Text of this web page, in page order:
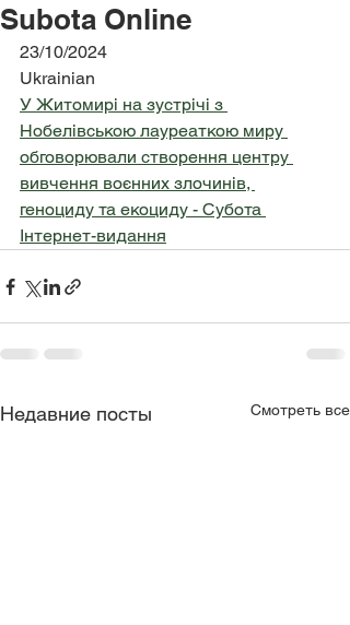
Subota Online
23/10/2024
Ukrainian
У Житомирі на зустрічі з
Нобелівською лауреаткою миру
обговорювали створення центру
вивчення воєнних злочинів,
геноциду та екоциду - Субота
Інтернет-видання
Недавние посты Смотреть все